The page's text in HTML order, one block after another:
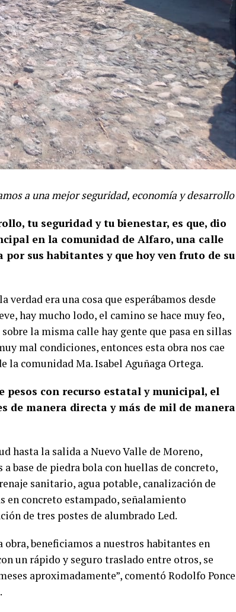
a una mejor seguridad, economía y desarrollo
tu seguridad y tu bienestar, es que, dio
en la comunidad de Alfaro, una calle
sus habitantes y que hoy ven fruto de su
verdad era una cosa que esperábamos desde
hay mucho lodo, el camino se hace muy feo,
la misma calle hay gente que pasa en sillas
mal condiciones, entonces esta obra nos cae
la comunidad Ma. Isabel Aguñaga Ortega.
pesos con recurso estatal y municipal, el
de manera directa y más de mil de manera
hasta la salida a Nuevo Valle de Moreno,
base de piedra bola con huellas de concreto,
sanitario, agua potable, canalización de
en concreto estampado, señalamiento
de tres postes de alumbrado Led.
beneficiamos a nuestros habitantes en
un rápido y seguro traslado entre otros, se
aproximadamente”, comentó Rodolfo Ponce